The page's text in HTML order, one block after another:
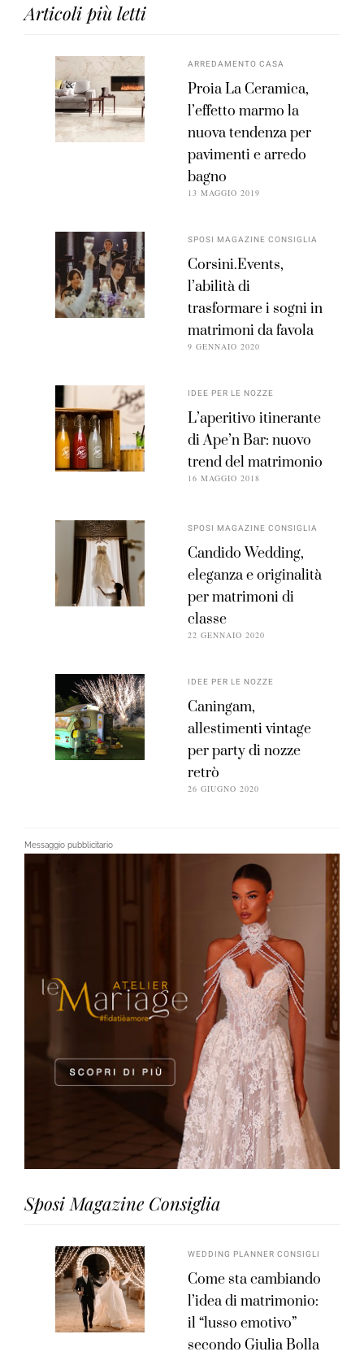
Articoli più letti
ARREDAMENTO CASA
Proia La Ceramica,
l’effetto marmo la
nuova tendenza per
pavimenti e arredo
bagno
13 MAGGIO 2019
SPOSI MAGAZINE CONSIGLIA
Corsini.Events,
l’abilità di
trasformare i sogni in
matrimoni da favola
9 GENNAIO 2020
IDEE PER LE NOZZE
L’aperitivo itinerante
di Ape’n Bar: nuovo
trend del matrimonio
16 MAGGIO 2018
SPOSI MAGAZINE CONSIGLIA
Candido Wedding,
eleganza e originalità
per matrimoni di
classe
22 GENNAIO 2020
IDEE PER LE NOZZE
Caningam,
allestimenti vintage
per party di nozze
retrò
26 GIUGNO 2020
Messaggio pubblicitario
Sposi Magazine Consiglia
WEDDING PLANNER CONSIGLI
Come sta cambiando
l’idea di matrimonio:
il “lusso emotivo”
secondo Giulia Bolla